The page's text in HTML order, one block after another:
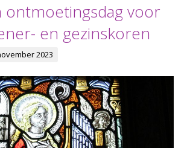
ontmoetingsdag voor
en gezinskoren
2023